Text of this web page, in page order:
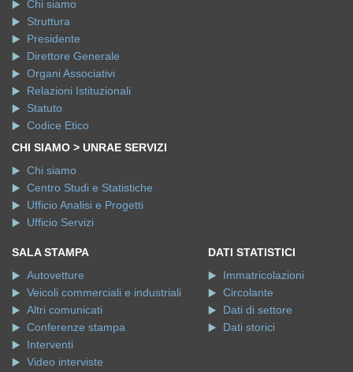
Chi siamo
Struttura
Presidente
Direttore Generale
Organi Associativi
Relazioni Istituzionali
Statuto
Codice Etico
CHI SIAMO > UNRAE SERVIZI
Chi siamo
Centro Studi e Statistiche
Ufficio Analisi e Progetti
Ufficio Servizi
SALA STAMPA
Autovetture
Veicoli commerciali e industriali
Altri comunicati
Conferenze stampa
Interventi
Video interviste
DATI STATISTICI
Immatricolazioni
Circolante
Dati di settore
Dati storici